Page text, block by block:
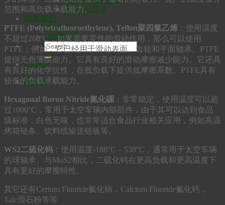
碳排放计算器
联系我们
加入我们
经销商加盟
English
English
范围和高负载承载能力。
PTFE (Polytetrafluoroethylene), Teflon聚四氟乙烯 ：使用温度
不超过260°C，如果需要零件的滑动作用，那么可以使用
PTFE；例如，它已经用于滑动表面、齿轮和平面轴承。PTFE
提供无色薄膜能力。它具有良好的滑动摩擦减少能力。它还具
有良好的化学抗性，在低负载下提供低摩擦系数。PTFE具有
较低的负载承载能力。
Hexagonal Boron Nitride氮化硼 ：非常稳定，使用温度可以超
过1000°C，常用于太空车辆内部部件，由于其可以达到食品
级标准，白色无嗅，也非常适合食品行业相关应用，例如高温
烤箱链条、饮料线输送链板等。
WS2二硫化钨 ：使用温度-188°C – 538°C，通常用于太空车辆
的球轴承。与MoS2相比，二硫化钨在更高负载和更高温度下
具有更好的摩擦特性。
其它还有Cerium Fluoride氟化铈，Calcium Fluoride氟化钙，
Talc滑石粉等等